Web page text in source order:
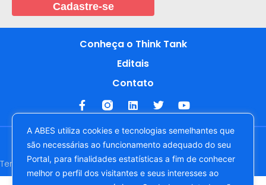
A ABES utiliza cookies e tecnologias semelhantes que
são necessárias ao funcionamento adequado do seu
Portal, para finalidades estatísticas a fim de conhecer
melhor o perfil dos visitantes e seus interesses ao
Cadastre-se
Conheça o Think Tank
Editais
Contato
Copyright © 2022. Todos os direitos reservados à ABES -
Associação Brasileira das Empresas de Software
Termos e Condições de UsoPolítica de Privacidade